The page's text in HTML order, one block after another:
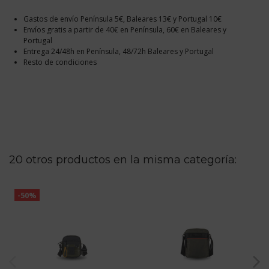
Gastos de envío Península 5€, Baleares 13€ y Portugal 10€
Envíos gratis a partir de 40€ en Península, 60€ en Baleares y
Portugal
Entrega 24/48h en Península, 48/72h Baleares y Portugal
Resto de condiciones
20 otros productos en la misma categoría:
-50%